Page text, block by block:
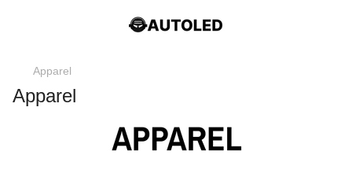
Apparel
Apparel